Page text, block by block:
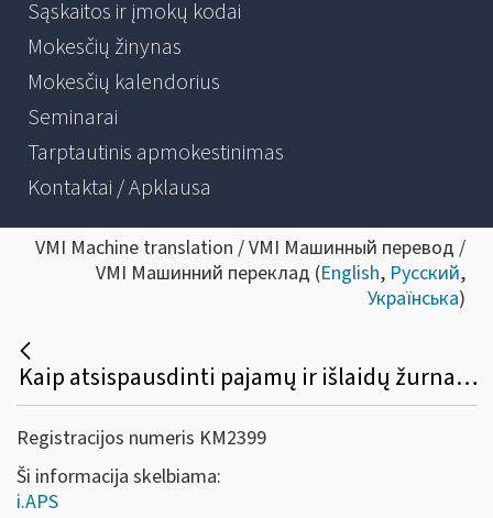
Sąskaitos ir įmokų kodai
Mokesčių žinynas
Mokesčių kalendorius
Seminarai
Tarptautinis apmokestinimas
Kontaktai / Apklausa
VMI Machine translation / VMI Машинный перевод /
VMI Машинний переклад (English, Русский,
Українська)
Kaip atsispausdinti pajamų ir išlaidų žurnalą?
Registracijos numeris KM2399
Ši informacija skelbiama:
i.APS